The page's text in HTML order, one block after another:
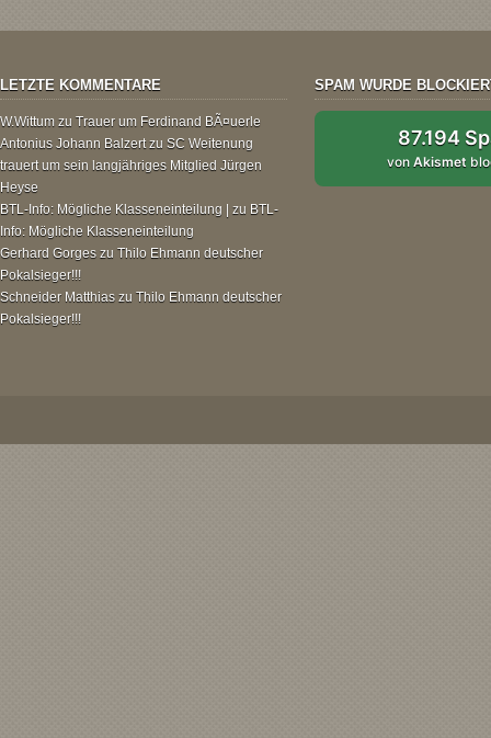
LETZTE KOMMENTARE
W.Wittum zu Trauer um Ferdinand BÃ¤uerle
Antonius Johann Balzertzu SC Weitenung
trauert um sein langjähriges Mitglied Jürgen
Heyse
BTL-Info: Mögliche Klasseneinteilung | zu BTL-
Info: Mögliche Klasseneinteilung
Gerhard Gorges zu Thilo Ehmann deutscher
Pokalsieger!!!
Schneider Matthias zu Thilo Ehmann deutscher
Pokalsieger!!!
SPAM WURDE
87.194
vonAkismet